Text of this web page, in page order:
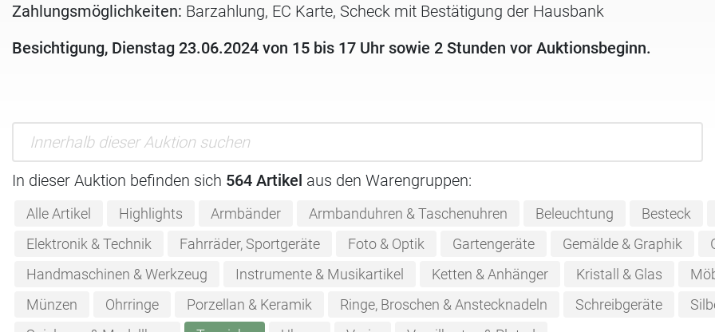
Zahlungsmöglichkeiten: Barzahlung, EC Karte, Scheck mit Bestätigung der Hausbank
Besichtigung, Dienstag 23.06.2024 von 15 bis 17 Uhr sowie 2 Stunden vor Auktionsbeginn.
In dieser Auktion befinden sich 564 Artikel aus den Warengruppen:
Alle Artikel Highlights Armbänder Armbanduhren & Taschenuhren Beleuchtung Besteck
Elektronik & Technik
Fahrräder, Sportgeräte Foto & Optik Gartengeräte Gemälde & Graphik
Handmaschinen & Werkzeug
Instrumente & Musikartikel Ketten & Anhänger Kristall & Glas
Münzen
Ohrringe Porzellan & Keramik Ringe, Broschen & Anstecknadeln Schreibgeräte